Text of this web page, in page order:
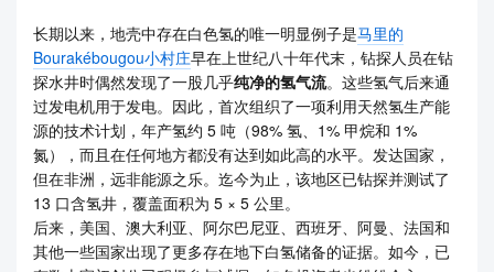
长期以来，地壳中存在白色氢的唯一明显例子是马里的
Bourakébougou小村庄早在上世纪八十年代末，钻探人员在钻
探水井时偶然发现了一股几乎纯净的氢气流。这些氢气后来通
过发电机用于发电。因此，首次组织了一项利用天然氢生产能
源的技术计划，年产氢约 5 吨（98% 氢、1% 甲烷和 1%
氮），而且在任何地方都没有达到如此高的水平。发达国家，
但在非洲，远非能源之乐。迄今为止，该地区已钻探并测试了
13 口含氢井，覆盖面积为 5 × 5 公里。
后来，美国、澳大利亚、阿尔巴尼亚、西班牙、阿曼、法国和
其他一些国家出现了更多存在地下白氢储备的证据。如今，已